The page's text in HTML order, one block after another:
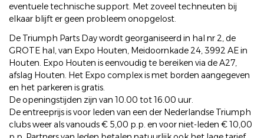
eventuele technische support. Met zoveel techneuten bij
elkaar blijft er geen probleem onopgelost.
De Triumph Parts Day wordt georganiseerd in hal nr 2, de
GROTE hal, van Expo Houten, Meidoornkade 24, 3992 AE in
Houten. Expo Houten is eenvoudig te bereiken via de A27,
afslag Houten. Het Expo complex is met borden aangegeven
en het parkeren is gratis.
De openingstijden zijn van 10.00 tot 16.00 uur.
De entreeprijs is voor leden van een der Nederlandse Triumph
clubs weer als vanouds € 5,00 p.p. en voor niet-leden € 10,00